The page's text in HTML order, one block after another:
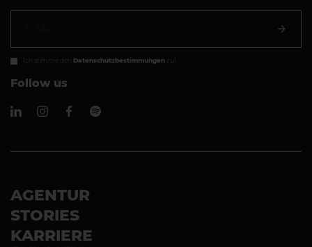
Ich stimme den Datenschutzbestimmungen zu!
Follow us
AGENTUR
STORIES
KARRIERE